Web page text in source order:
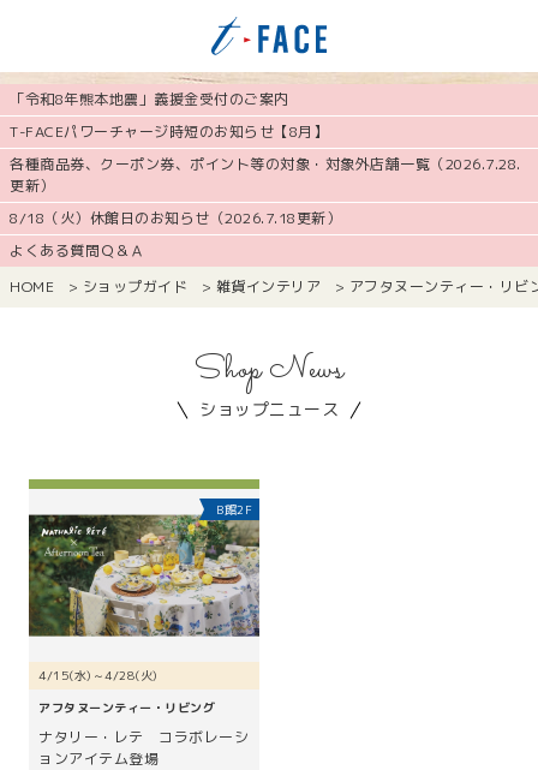
「令和8年熊本地震」義援金受付のご案内
T-FACEパワーチャージ時短のお知らせ【8月】
各種商品券、クーポン券、ポイント等の対象・対象外店舗一覧（2026.7.28.
更新）
8/18（火）休館日のお知らせ（2026.7.18更新）
よくある質問Ｑ＆Ａ
HOME
> ショップガイド > 雑貨インテリア > アフタヌーンティー・リビ
Shop News
ショップニュース
4/15(水)～4/28(火)
アフタヌーンティー・リビング
ナタリー・レテ コラボレーシ
ョンアイテム登場
B館2F